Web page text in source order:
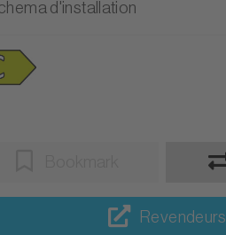
d'installation
Revendeurs